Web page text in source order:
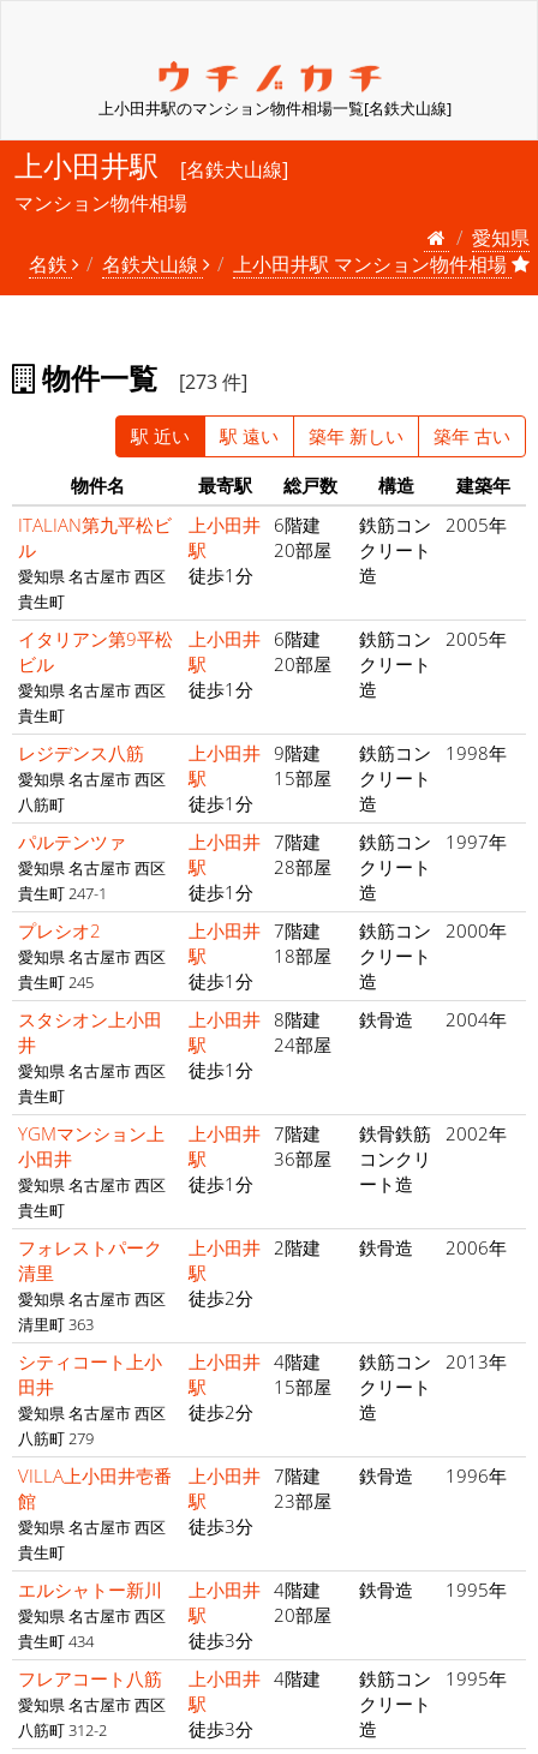
上小田井駅のマンション物件相場一覧[名鉄犬山線]
上小田井駅
[名鉄犬山線]
マンション物件相場
愛知県
名鉄
名鉄犬山線 上小田井駅 マンション物件相場
物件一覧 [273 件]
駅 近い 駅 遠い 築年 新しい 築年 古い
物件名 最寄駅 総戸数 構造
建築年
ITALIAN第九平松ビ
ル
愛知県 名古屋市 西区
貴生町
上小田井
駅
徒歩1分
6階建
20部屋
鉄筋コン
クリート
造
2005年
イタリアン第9平松
ビル
愛知県 名古屋市 西区
貴生町
上小田井
駅
徒歩1分
6階建
20部屋
鉄筋コン
クリート
造
2005年
レジデンス八筋
愛知県 名古屋市 西区
八筋町
上小田井
駅
徒歩1分
9階建
15部屋
鉄筋コン
クリート
造
1998年
パルテンツァ
愛知県 名古屋市 西区
貴生町 247-1
上小田井
駅
徒歩1分
7階建
28部屋
鉄筋コン
クリート
造
1997年
プレシオ2
愛知県 名古屋市 西区
貴生町 245
上小田井
駅
徒歩1分
7階建
18部屋
鉄筋コン
クリート
造
2000年
スタシオン上小田
井
愛知県 名古屋市 西区
貴生町
上小田井
駅
徒歩1分
8階建
24部屋
鉄骨造 2004年
YGMマンション上
小田井
愛知県 名古屋市 西区
貴生町
上小田井
駅
徒歩1分
7階建
36部屋
鉄骨鉄筋
コンクリ
ート造
2002年
フォレストパーク
清里
愛知県 名古屋市 西区
清里町 363
上小田井
駅
徒歩2分
2階建 鉄骨造 2006年
シティコート上小
田井
愛知県 名古屋市 西区
八筋町 279
上小田井
駅
徒歩2分
4階建
15部屋
鉄筋コン
クリート
造
2013年
VILLA上小田井壱番
館
愛知県 名古屋市 西区
貴生町
上小田井
駅
徒歩3分
7階建
23部屋
鉄骨造 1996年
エルシャトー新川
愛知県 名古屋市 西区
貴生町 434
上小田井
駅
徒歩3分
4階建
20部屋
鉄骨造 1995年
フレアコート八筋
愛知県 名古屋市 西区
八筋町 312-2
上小田井
駅
徒歩3分
4階建
鉄筋コン
クリート
造
1995年